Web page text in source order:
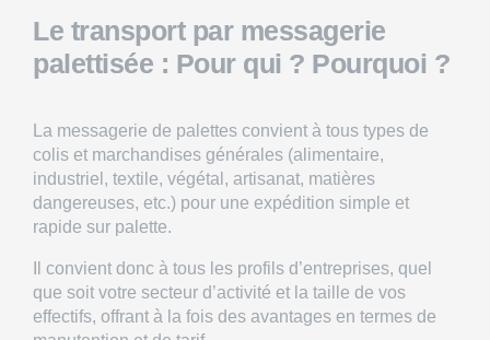
Le transport par messagerie
palettisée : Pour qui ? Pourquoi ?
La messagerie de palettes convient à tous types de
colis et marchandises générales (alimentaire,
industriel, textile, végétal, artisanat, matières
dangereuses, etc.) pour une expédition simple et
rapide sur palette.
Il convient donc à tous les profils d’entreprises, quel
que soit votre secteur d’activité et la taille de vos
effectifs, offrant à la fois des avantages en termes de